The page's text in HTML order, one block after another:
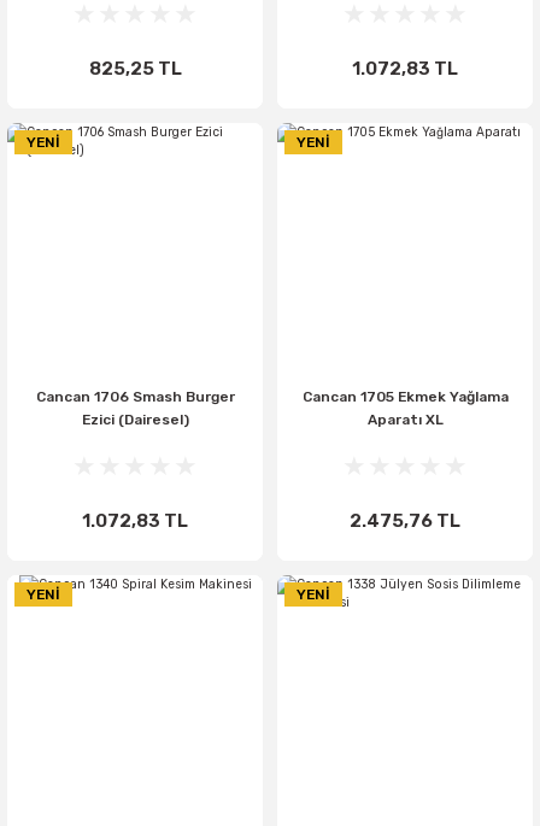
825,25 TL 1.072,83 TL
YENİ
Cancan 1706 Smash Burger
Ezici (Dairesel)
1.072,83 TL
YENİ
Cancan 1705 Ekmek Yağlama
Aparatı XL
2.475,76 TL
YENİ YENİ